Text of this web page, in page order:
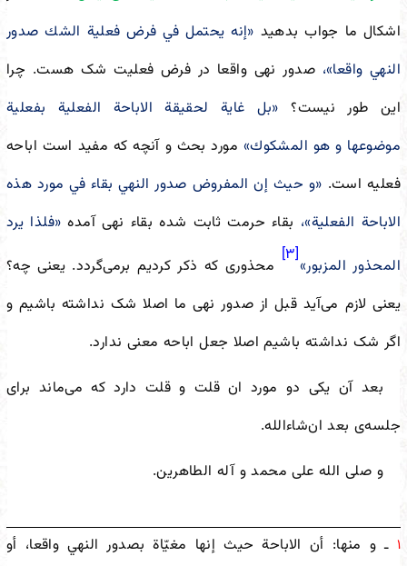
اشکال ما جواب بدهید «إنه يحتمل في فرض فعلية الشك صدور
النهي واقعا»، صدور نهی واقعا در فرض فعلیت شک هست. چرا
این طور نیست؟ «بل غاية لحقيقة الاباحة الفعلية بفعلية
موضوعها و هو المشكوك» مورد بحث و آنچه که مفید است اباحه
فعلیه است. «و حيث إن المفروض صدور النهي بقاء في مورد هذه
الاباحة الفعلية»، بقاء حرمت ثابت شده بقاء نهی آمده «فلذا يرد
المحذور المزبور»
[۳]
محذوری که ذکر کردیم برمی‌گردد. یعنی چه؟
یعنی لازم می‌آید قبل از صدور نهی ما اصلا شک نداشته باشیم و
اگر شک نداشته باشیم اصلا جعل اباحه معنی ندارد.
بعد آن یکی دو مورد ان قلت و قلت دارد که می‌ماند برای
جلسه‌ی بعد ان‌شاءالله.
و صلی الله علی محمد و آله الطاهرین.
۱ ـ و منها: أن الاباحة حيث إنها مغيّاة بصدور النهي واقعا، أو